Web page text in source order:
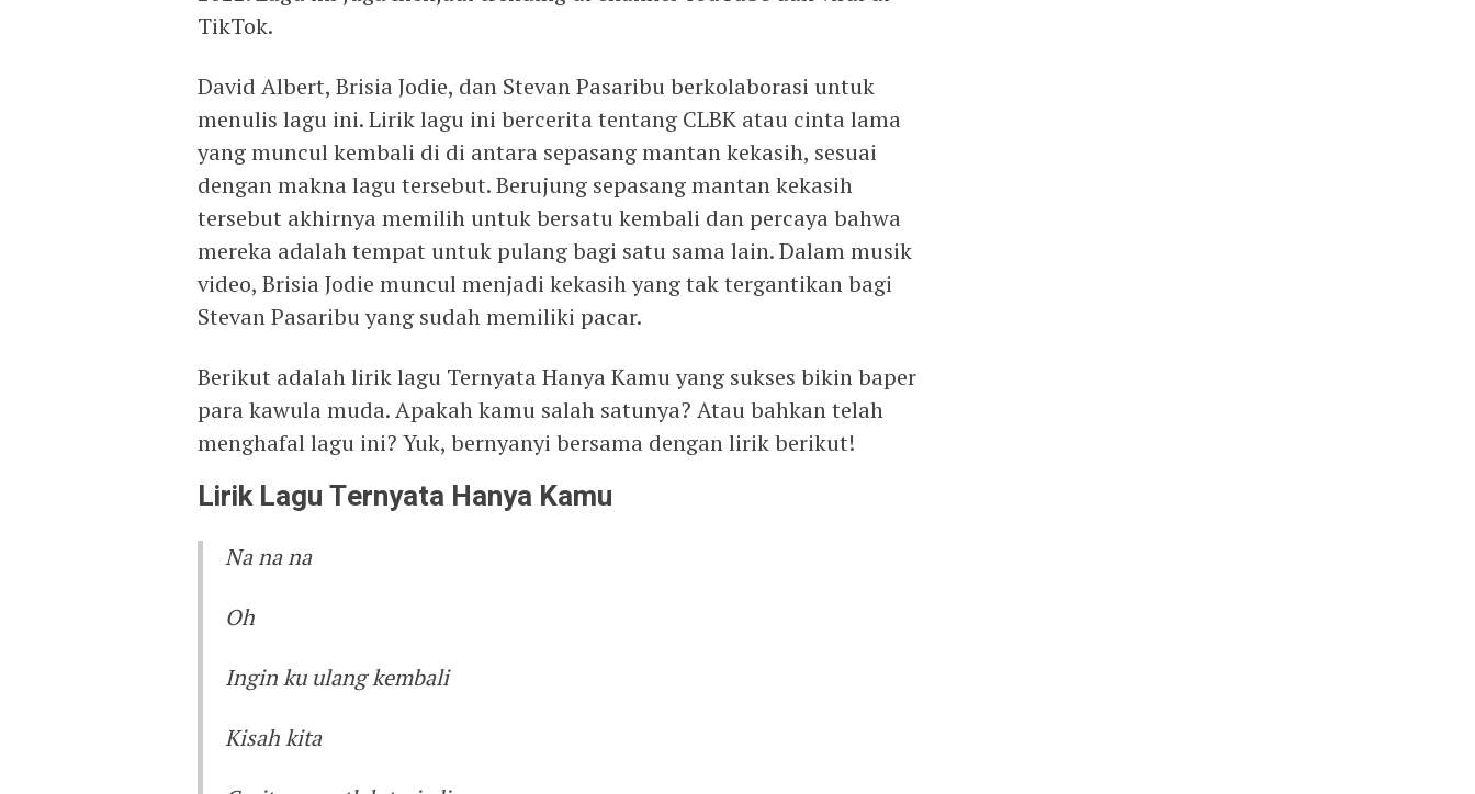
TikTok.
David Albert, Brisia Jodie, dan Stevan Pasaribu berkolaborasi untuk
menulis lagu ini. Lirik lagu ini bercerita tentang CLBK atau cinta lama
yang muncul kembali di di antara sepasang mantan kekasih, sesuai
dengan makna lagu tersebut. Berujung sepasang mantan kekasih
tersebut akhirnya memilih untuk bersatu kembali dan percaya bahwa
mereka adalah tempat untuk pulang bagi satu sama lain. Dalam musik
video, Brisia Jodie muncul menjadi kekasih yang tak tergantikan bagi
Stevan Pasaribu yang sudah memiliki pacar.
Berikut adalah lirik lagu Ternyata Hanya Kamu yang sukses bikin baper
para kawula muda. Apakah kamu salah satunya? Atau bahkan telah
menghafal lagu ini? Yuk, bernyanyi bersama dengan lirik berikut!
Lirik Lagu Ternyata Hanya Kamu
Na na na
Oh
Ingin ku ulang kembali
Kisah kita